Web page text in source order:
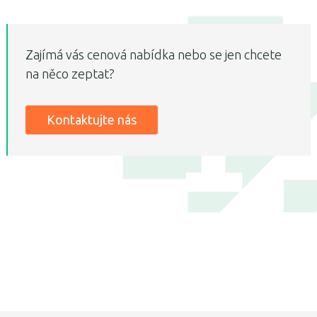
Zajímá vás cenová nabídka nebo se jen chcete
na něco zeptat?
Kontaktujte nás